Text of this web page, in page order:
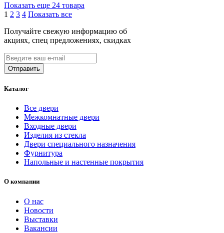
Показать еще 24 товара
1 2 3 4 Показать все
Получайте свежую информацию об
акциях, спец предложениях, скидках
Каталог
Все двери
Межкомнатные двери
Входные двери
Изделия из стекла
Двери специального назначения
Фурнитура
Напольные и настенные покрытия
О компании
О нас
Новости
Выставки
Вакансии